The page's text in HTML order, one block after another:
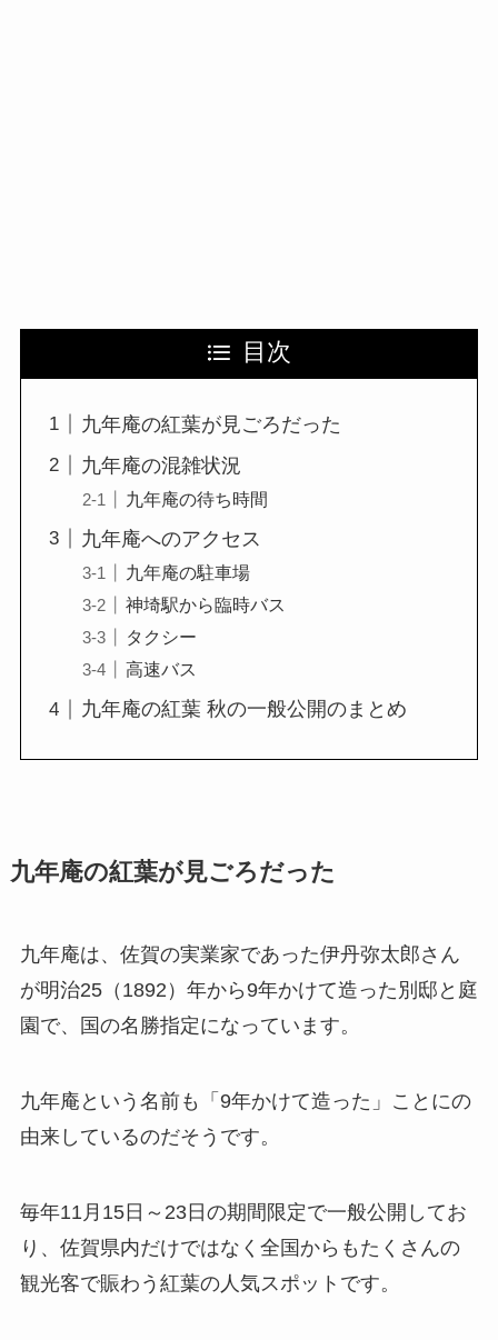
目次
九年庵の紅葉が見ごろだった
九年庵の混雑状況
九年庵の待ち時間
九年庵へのアクセス
九年庵の駐車場
神埼駅から臨時バス
タクシー
高速バス
九年庵の紅葉 秋の一般公開のまとめ
九年庵の紅葉が見ごろだった
九年庵は、佐賀の実業家であった伊丹弥太郎さん
が明治25（1892）年から9年かけて造った別邸と庭
園で、国の名勝指定になっています。
九年庵という名前も「9年かけて造った」ことにの
由来しているのだそうです。
毎年11月15日～23日の期間限定で一般公開してお
り、佐賀県内だけではなく全国からもたくさんの
観光客で賑わう紅葉の人気スポットです。